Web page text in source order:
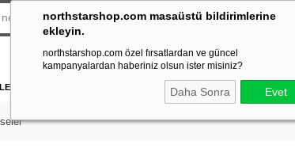
northstarshop.com masaüstü bildirimlerine
ekleyin.
northstarshop.com özel fırsatlardan ve güncel
kampanyalardan haberiniz olsun ister misiniz?
Daha Sonra Evet
FENER DAĞCILIK & İŞ GÜVENLİĞİ